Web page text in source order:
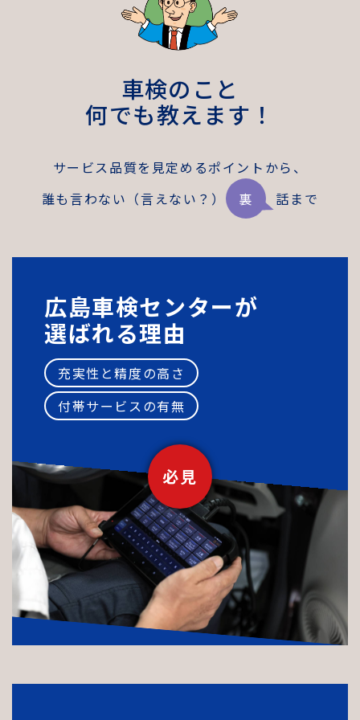
車検のこと
何でも教えます！
サービス品質を見定めるポイントから、
誰も言わない（言えない？）
裏 話まで
広島車検センターが
選ばれる理由
充実性と精度の高さ
付帯サービスの有無
必見